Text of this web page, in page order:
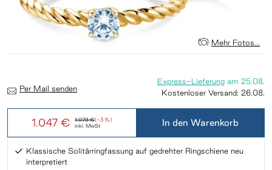
Mehr Fotos...
1.079 €(-3 %)
1.047 € inkl. MwSt.
Express-Lieferung am 25.08.
Kostenloser Versand: 26.08.
Per Mail senden
In den Warenkorb
Klassische Solitärringfassung auf gedrehter Ringschiene neu
interpretiert